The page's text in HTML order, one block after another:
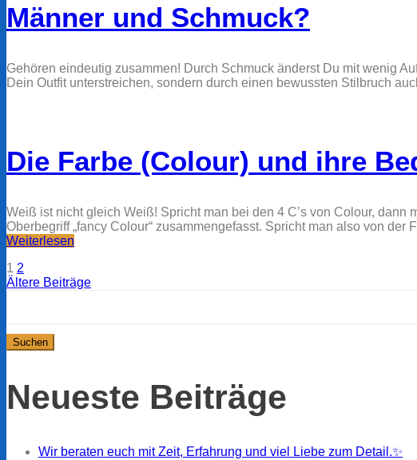
Männer und Schmuck?
Gehören eindeutig zusammen! Durch Schmuck änderst Du mit wenig
Dein Outfit unterstreichen, sondern durch einen bewussten Stilbruch
Die Farbe (Colour) und ihre
Weiß ist nicht gleich Weiß! Spricht man bei den 4 C’s von Colour,
Oberbegriff „fancy Colour“ zusammengefasst. Spricht man also von
Weiterlesen
Beitragsnavigation
Seite
1 Seite
2
Ältere Beiträge
Neueste Beiträge
Wir beraten euch mit Zeit, Erfahrung und viel Liebe zum Detail.✨